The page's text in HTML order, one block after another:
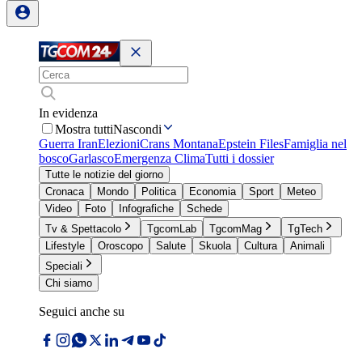
In evidenza
Mostra tuttiNascondi
Guerra IranElezioniCrans MontanaEpstein FilesFamiglia nel
boscoGarlascoEmergenza ClimaTutti i dossier
Tutte le notizie del giorno
Cronaca
Mondo Politica Economia Sport
Meteo
Video
Foto Infografiche
Schede
Tv & Spettacolo
TgcomLab TgcomMag
TgTech
Lifestyle
Oroscopo Salute Skuola Cultura
Animali
Speciali
Chi siamo
Seguici anche su